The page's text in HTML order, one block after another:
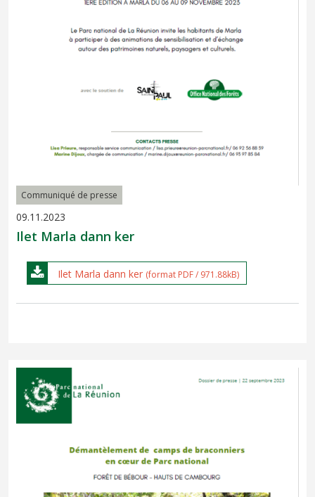
Communiqué de presse
09.11.2023
Ilet Marla dann ker
Ilet Marla dann ker (format PDF / 971.88kB)